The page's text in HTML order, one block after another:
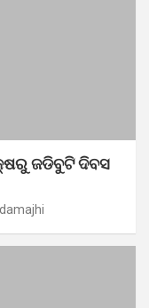
ଜଡିବୁଟି ଦିବସ